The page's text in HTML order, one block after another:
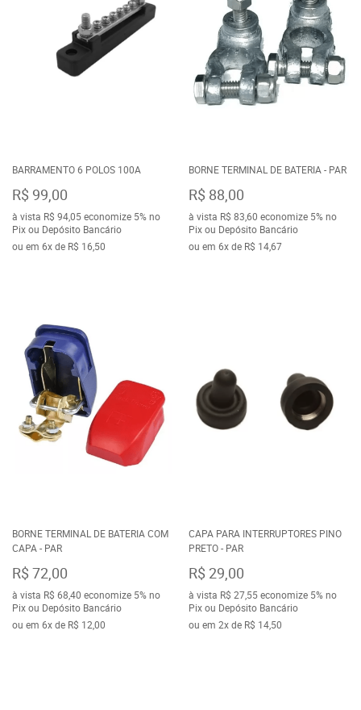
BARRAMENTO 6 POLOS 100A
R$ 99,00
à vista R$ 94,05economize 5%no
Pix ou Depósito Bancário
ou em 6xde R$ 16,50
BORNE TERMINAL DE BATERIA - PAR
R$ 88,00
à vista R$ 83,60 economize 5%no
Pix ou Depósito Bancário
ou em 6xde R$ 14,67
BORNE TERMINAL DE BATERIA COM
CAPA - PAR
R$ 72,00
à vista R$ 68,40 economize 5%no
Pix ou Depósito Bancário
ou em 6xde R$ 12,00
CAPA PARA INTERRUPTORES PINO
PRETO - PAR
R$ 29,00
à vista R$ 27,55economize 5%no
Pix ou Depósito Bancário
ou em 2xde R$ 14,50